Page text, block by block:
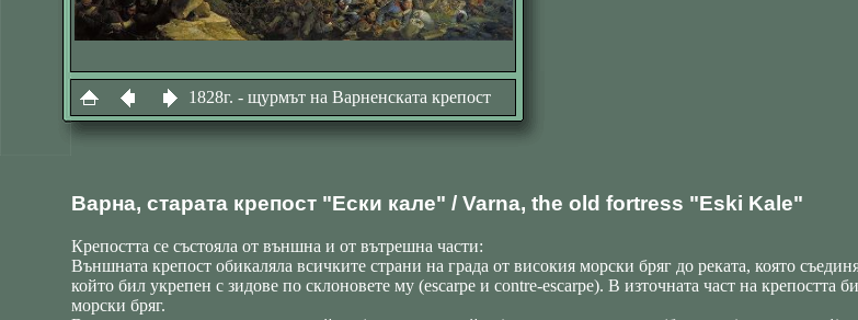
Варна, старата крепост "Ески кале" / Varna, the old fortress "Eski Kale"
Крепостта се състояла от външна и от вътрешна части:
Външната крепост обикаляла всичките страни на града от високия морски бряг до реката, която
който бил укрепен с зидове по склоновете му (escarpe и contre-escarpe). В източната част на крепостта
морски бряг.
1828г. - щурмът на Варненската крепост